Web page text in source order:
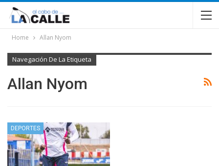
Home Allan Nyom
Navegación De La Etiqueta
Allan Nyom
DEPORTES